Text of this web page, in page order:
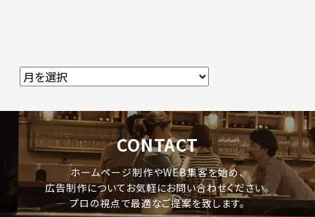
CONTACT
ホームページ制作やWEB集客を始め、
広告制作についてお気軽にお問い合わせください。
プロの視点で最適なご提案を致します。